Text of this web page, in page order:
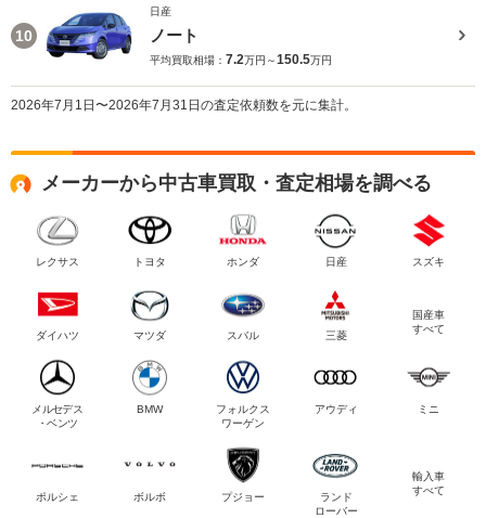
10
日産
ノート
平均買取相場： 7.2万円～150.5万円
2026年7月1日〜2026年7月31日の査定依頼数を元に集計。
メーカーから中古車買取・査定相場を調べる
レクサス トヨタ ホンダ 日産 スズキ
ダイハツ マツダ スバル 三菱
国産車
すべて
メルセデス
・ベンツ
BMW
フォルクス
ワーゲン
アウディ ミニ
ポルシェ ボルボ プジョー
ランド
ローバー
輸入車
すべて